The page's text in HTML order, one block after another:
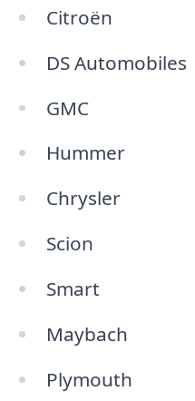
Citroën
DS Automobiles
GMC
Hummer
Chrysler
Scion
Smart
Maybach
Plymouth